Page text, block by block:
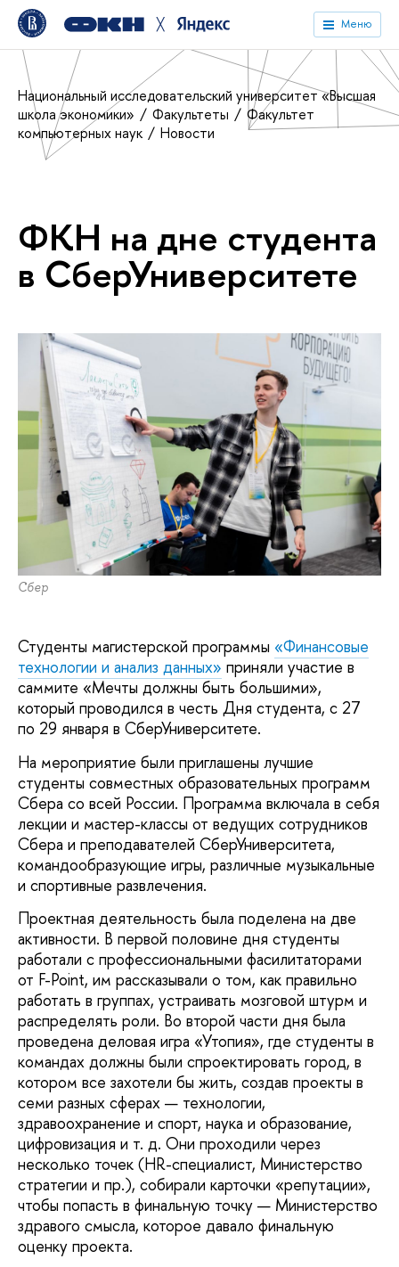
╳ Меню
Национальный исследовательский университет «Высшая
школа экономики»
Факультеты
Факультет
компьютерных наук
Новости
ФКН на дне студента
в СберУниверситете
Сбер
Студенты магистерской программы «Финансовые
технологии и анализ данных» приняли участие в
саммите «Мечты должны быть большими»,
который проводился в честь Дня студента, с 27
по 29 января в СберУниверситете.
На мероприятие были приглашены лучшие
студенты совместных образовательных программ
Сбера со всей России. Программа включала в себя
лекции и мастер-классы от ведущих сотрудников
Сбера и преподавателей СберУниверситета,
командообразующие игры, различные музыкальные
и спортивные развлечения.
Проектная деятельность была поделена на две
активности. В первой половине дня студенты
работали с профессиональными фасилитаторами
от F-Point, им рассказывали о том, как правильно
работать в группах, устраивать мозговой штурм и
распределять роли. Во второй части дня была
проведена деловая игра «Утопия», где студенты в
командах должны были спроектировать город, в
котором все захотели бы жить, создав проекты в
семи разных сферах — технологии,
здравоохранение и спорт, наука и образование,
цифровизация и т. д. Они проходили через
несколько точек (HR-специалист, Министерство
стратегии и пр.), собирали карточки «репутации»,
чтобы попасть в финальную точку — Министерство
здравого смысла, которое давало финальную
оценку проекта.